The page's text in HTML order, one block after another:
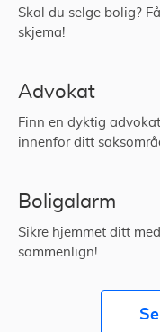
Skal du selge bolig?
skjema!
Advokat
Finn en dyktig
innenfor ditt
Boligalarm
Sikre hjemmet ditt
sammenlign!